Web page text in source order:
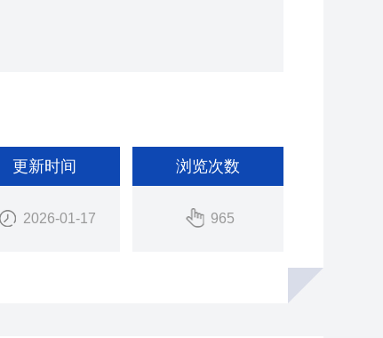
更新时间
2026-01-17
浏览次数
965